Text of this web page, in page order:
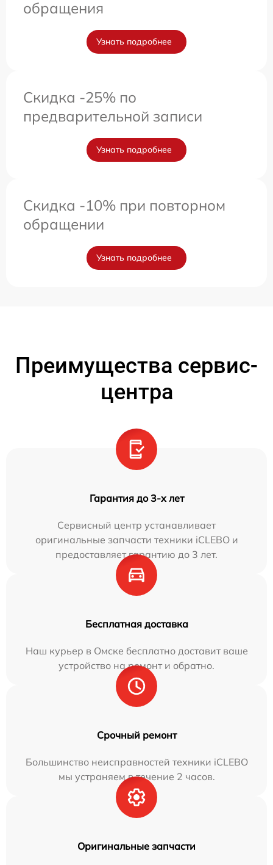
обращения
Узнать подробнее
Скидка -25% по
предварительной записи
Узнать подробнее
Скидка -10% при повторном
обращении
Узнать подробнее
Преимущества сервис-
центра
Гарантия до 3-х лет
Сервисный центр устанавливает
оригинальные запчасти техники iCLEBO и
предоставляет гарантию до 3 лет.
Бесплатная доставка
Наш курьер в Омске бесплатно доставит ваше
устройство на ремонт и обратно.
Срочный ремонт
Большинство неисправностей техники iCLEBO
мы устраняем в течение 2 часов.
Оригинальные запчасти